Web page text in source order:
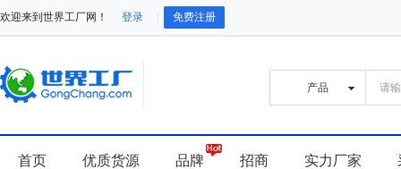
欢迎来到世界工厂网！ 登录 免费注册
首页 优质货源 品牌 招商 实力厂家